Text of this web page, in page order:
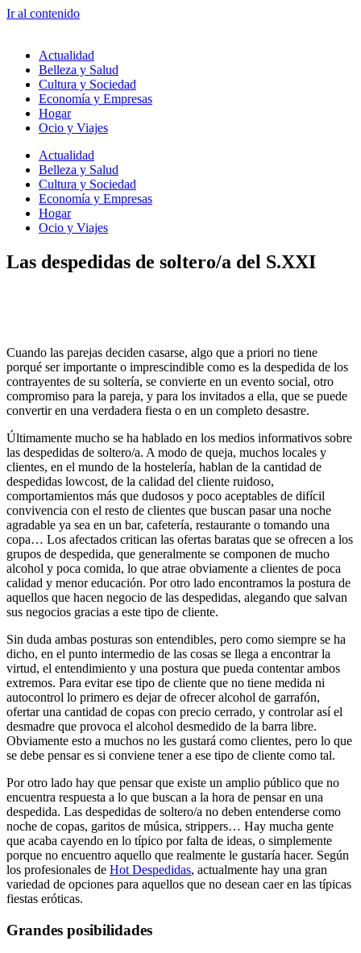
Ir al contenido
Actualidad
Belleza y Salud
Cultura y Sociedad
Economía y Empresas
Hogar
Ocio y Viajes
Actualidad
Belleza y Salud
Cultura y Sociedad
Economía y Empresas
Hogar
Ocio y Viajes
Las despedidas de soltero/a del S.XXI
Cuando las parejas deciden casarse, algo que a priori no tiene
porqué ser importante o imprescindible como es la despedida de los
contrayentes de su soltería, se convierte en un evento social, otro
compromiso para la pareja, y para los invitados a ella, que se puede
convertir en una verdadera fiesta o en un completo desastre.
Últimamente mucho se ha hablado en los medios informativos sobre
las despedidas de soltero/a. A modo de queja, muchos locales y
clientes, en el mundo de la hostelería, hablan de la cantidad de
despedidas lowcost, de la calidad del cliente ruidoso,
comportamientos más que dudosos y poco aceptables de difícil
convivencia con el resto de clientes que buscan pasar una noche
agradable ya sea en un bar, cafetería, restaurante o tomando una
copa… Los afectados critican las ofertas baratas que se ofrecen a los
grupos de despedida, que generalmente se componen de mucho
alcohol y poca comida, lo que atrae obviamente a clientes de poca
calidad y menor educación. Por otro lado encontramos la postura de
aquellos que hacen negocio de las despedidas, alegando que salvan
sus negocios gracias a este tipo de cliente.
Sin duda ambas posturas son entendibles, pero como siempre se ha
dicho, en el punto intermedio de las cosas se llega a encontrar la
virtud, el entendimiento y una postura que pueda contentar ambos
extremos. Para evitar ese tipo de cliente que no tiene medida ni
autocontrol lo primero es dejar de ofrecer alcohol de garrafón,
ofertar una cantidad de copas con precio cerrado, y controlar así el
desmadre que provoca el alcohol desmedido de la barra libre.
Obviamente esto a muchos no les gustará como clientes, pero lo que
se debe pensar es si conviene tener a ese tipo de cliente como tal.
Por otro lado hay que pensar que existe un amplio público que no
encuentra respuesta a lo que buscan a la hora de pensar en una
despedida. Las despedidas de soltero/a no deben entenderse como
noche de copas, garitos de música, strippers… Hay mucha gente
que acaba cayendo en lo típico por falta de ideas, o simplemente
porque no encuentro aquello que realmente le gustaría hacer. Según
los profesionales de Hot Despedidas, actualmente hay una gran
variedad de opciones para aquellos que no desean caer en las típicas
fiestas eróticas.
Grandes posibilidades